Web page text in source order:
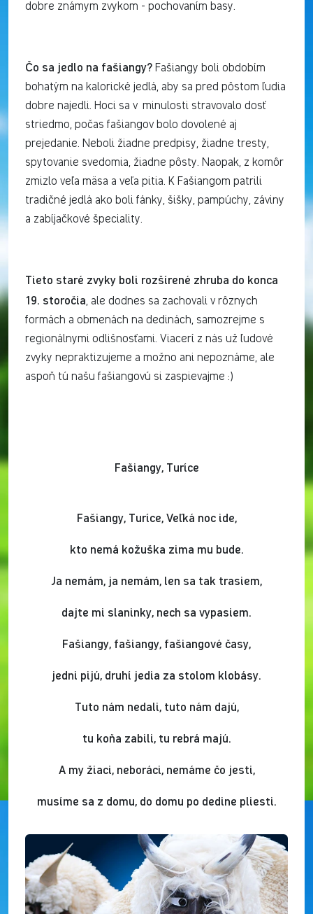
dobre známym zvykom - pochovaním basy.
Čo sa jedlo na fašiangy? Fašiangy boli obdobím
bohatým na kalorické jedlá, aby sa pred pôstom ľudia
dobre najedli. Hoci sa v minulosti stravovalo dosť
striedmo, počas fašiangov bolo dovolené aj
prejedanie. Neboli žiadne predpisy, žiadne tresty,
spytovanie svedomia, žiadne pôsty. Naopak, z komôr
zmizlo veľa mäsa a veľa pitia. K Fašiangom patrili
tradičné jedlá ako boli fánky, šišky, pampúchy, záviny
a zabíjačkové špeciality.
Tieto staré zvyky boli rozšírené zhruba do konca
19. storočia, ale dodnes sa zachovali v rôznych
formách a obmenách na dedinách, samozrejme s
regionálnymi odlišnosťami. Viacerí z nás už ľudové
zvyky nepraktizujeme a možno ani nepoznáme, ale
aspoň tú našu fašiangovú si zaspievajme :)
Fašiangy, Turíce
Fašiangy, Turíce, Veľká noc ide,
kto nemá kožuška zima mu bude.
Ja nemám, ja nemám, len sa tak trasiem,
dajte mi slaninky, nech sa vypasiem.
Fašiangy, fašiangy, fašiangové časy,
jedni pijú, druhí jedia za stolom klobásy.
Tuto nám nedali, tuto nám dajú,
tu koňa zabili, tu rebrá majú.
A my žiaci, neboráci, nemáme čo jesti,
musíme sa z domu, do domu po dedine pliesti.